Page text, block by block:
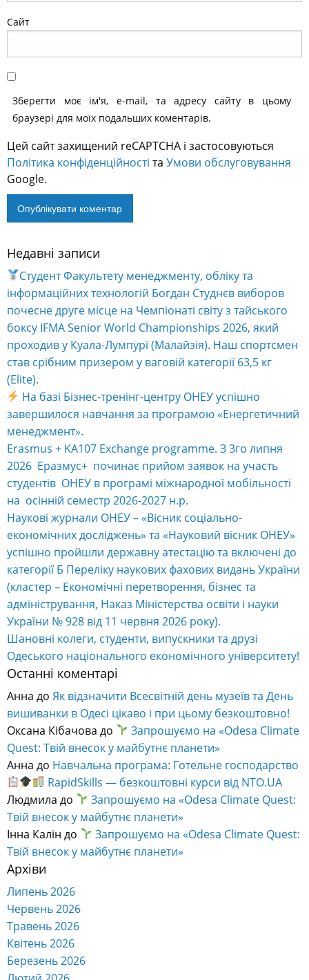
Сайт
Зберегти моє ім'я, e-mail, та адресу сайту в цьому
браузері для моїх подальших коментарів.
Цей сайт захищений reCAPTCHA і застосовуються
Політика конфіденційності та Умови обслуговування
Google.
Alternative:
Недавні записи
Студент Факультету менеджменту, обліку та
інформаційних технологій Богдан Студнєв виборов
почесне друге місце на Чемпіонаті світу з тайського
боксу IFMA Senior World Championships 2026, який
проходив у Куала-Лумпурі (Малайзія). Наш спортсмен
став срібним призером у ваговій категорії 63,5 кг
(Elite).
На базі Бізнес-тренінг-центру ОНЕУ успішно
завершилося навчання за програмою «Енергетичний
менеджмент».
Erasmus + KA107 Exchange programme. З 3го липня
2026 Еразмус+ починає прийом заявок на участь
студентів ОНЕУ в програмі міжнародної мобільності
на осінній семестр 2026-2027 н.р.
Наукові журнали ОНЕУ – «Вісник соціально-
економічних досліджень» та «Науковий вісник ОНЕУ»
успішно пройшли державну атестацію та включені до
категорії Б Переліку наукових фахових видань України
(кластер – Економічні перетворення, бізнес та
адміністрування, Наказ Міністерства освіти і науки
України № 928 від 11 червня 2026 року).
Шановні колеги, студенти, випускники та друзі
Одеського національного економічного університету!
Останні коментарі
Анна до Як відзначити Всесвітній день музеїв та День
вишиванки в Одесі цікаво і при цьому безкоштовно!
Оксана Кібачова до
Запрошуємо на «Odesa Climate
Quest: Твій внесок у майбутнє планети»
Анна до Навчальна програма: Готельне господарство
RapidSkills — безкоштовні курси від NTO.UA
Людмила до
Запрошуємо на «Odesa Climate Quest:
Твій внесок у майбутнє планети»
Інна Калін до
Запрошуємо на «Odesa Climate Quest:
Твій внесок у майбутнє планети»
Архіви
Липень 2026
Червень 2026
Травень 2026
Квітень 2026
Березень 2026